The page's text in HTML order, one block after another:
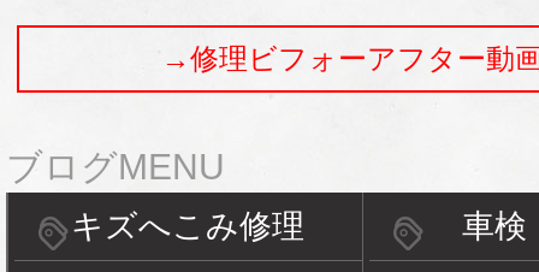
→修理ビフォーアフター動
ブログMENU
キズへこみ修理
車検